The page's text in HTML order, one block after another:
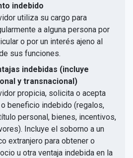
indebido
utiliza su cargo para
a alguna persona por
o por un interés ajeno al
sus funciones.
indebidas (incluye
y transnacional)
propicia, solicita o acepta
o beneficio indebido (regalos,
personal, bienes, incentivos,
Incluye el soborno a un
extranjero para obtener o
u otra ventaja indebida en la